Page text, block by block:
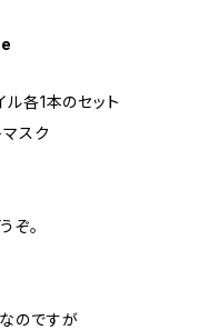
各1本のセット
スク
ぞ。
のですが